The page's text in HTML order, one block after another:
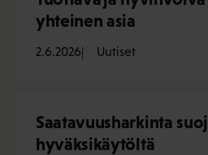
yhteinen asia
2.6.2026 Uutiset
Saatavuusharkinta
hyväksikäytöltä